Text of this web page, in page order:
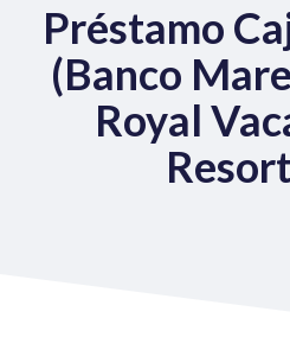
Préstamo
(Banco
Royal